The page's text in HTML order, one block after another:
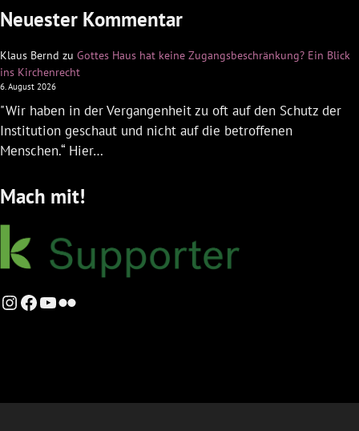
Neuester Kommentar
Klaus Bernd zu Gottes Haus hat keine Zugangsbeschränkung? Ein Blick
ins Kirchenrecht
6. August 2026
"Wir haben in der Vergangenheit zu oft auf den Schutz der
Institution geschaut und nicht auf die betroffenen
Menschen.“ Hier…
Mach mit!
Instagram
Facebook
YouTube
Flickr